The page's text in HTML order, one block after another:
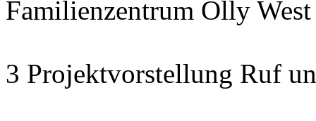
Familienzentrum Olly West
3 Projektvorstellung Ruf